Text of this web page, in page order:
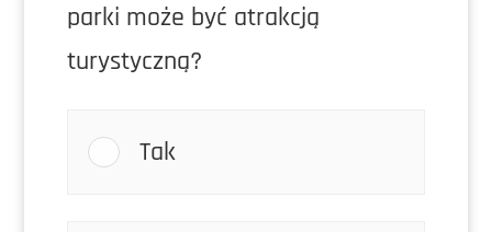
parki może być atrakcją
turystyczną?
Tak